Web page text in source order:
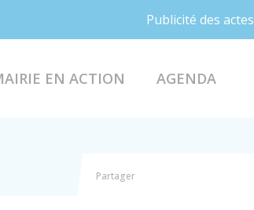
Publicité des actes
EN ACTION AGENDA
Partager